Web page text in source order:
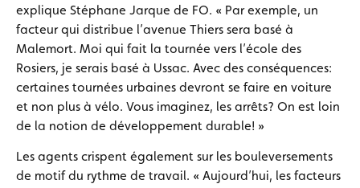
explique Stéphane Jarque de FO. « Par exemple, un
facteur qui distribue l’avenue Thiers sera basé à
Malemort. Moi qui fait la tournée vers l’école des
Rosiers, je serais basé à Ussac. Avec des conséquences:
certaines tournées urbaines devront se faire en voiture
et non plus à vélo. Vous imaginez, les arrêts? On est loin
de la notion de développement durable! »
Les agents crispent également sur les bouleversements
de motif du rythme de travail. « Aujourd’hui, les facteurs